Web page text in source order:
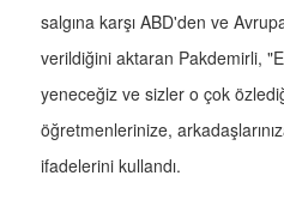
salgına karşı ABD'den ve
verildiğini aktaran Pakdemirli,
yeneceğiz ve sizler o çok
öğretmenlerinize,
ifadelerini kullandı.